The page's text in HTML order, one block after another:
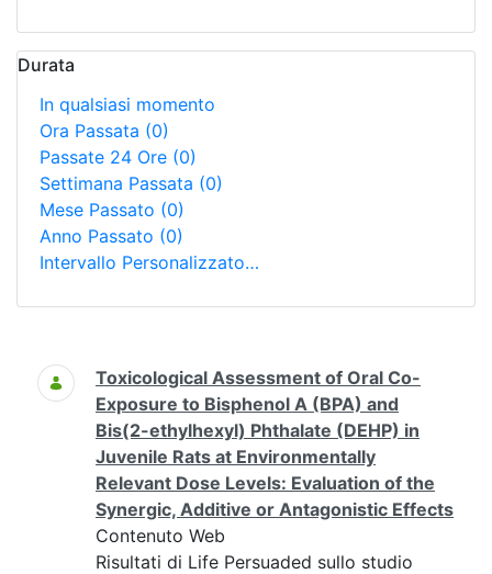
Durata
In qualsiasi momento
Ora Passata (0)
Passate 24 Ore (0)
Settimana Passata (0)
Mese Passato (0)
Anno Passato (0)
Intervallo Personalizzato…
Ricerca
Toxicological Assessment of Oral Co-
Exposure to Bisphenol A (BPA) and
Bis(2-ethylhexyl) Phthalate (DEHP) in
Juvenile Rats at Environmentally
Relevant Dose Levels: Evaluation of the
Synergic, Additive or Antagonistic Effects
Contenuto Web
Risultati di Life Persuaded sullo studio